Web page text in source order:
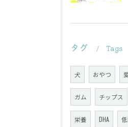
タグ Tags
犬 おやつ
ガム チップス
栄養 DHA